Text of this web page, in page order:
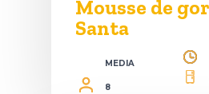
Mousse de
Santa
MEDIA
8